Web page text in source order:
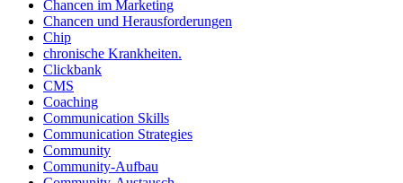
Chancen im Marketing
Chancen und Herausforderungen
Chip
chronische Krankheiten.
Clickbank
CMS
Coaching
Communication Skills
Communication Strategies
Community
Community-Aufbau